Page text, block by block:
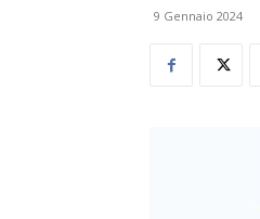
9 Gennaio 2024